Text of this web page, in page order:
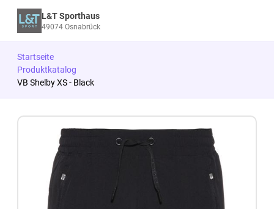
L&T Sporthaus
49074 Osnabrück
Startseite
Produktkatalog
VB Shelby XS - Black